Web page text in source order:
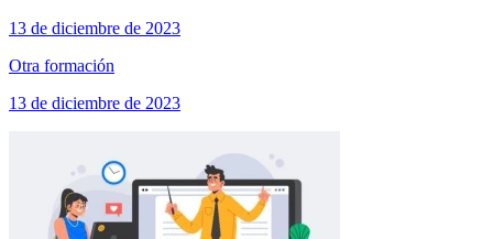
13 de diciembre de 2023
Otra formación
13 de diciembre de 2023